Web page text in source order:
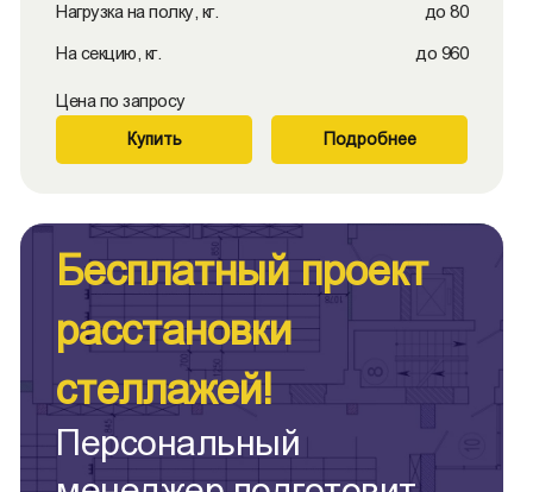
Нагрузка на полку, кг. до 80
На секцию, кг. до 960
Цена по запросу
Купить Подробнее
Бесплатный проект
расстановки
стеллажей!
Персональный